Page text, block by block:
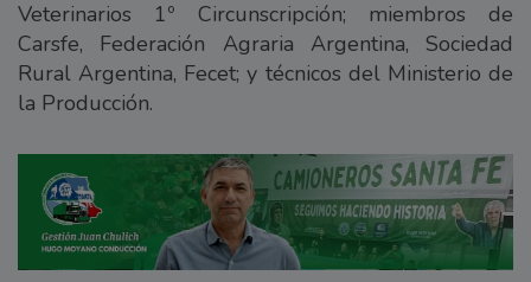
Veterinarios 1º Circunscripción; miembros de
Carsfe, Federación Agraria Argentina, Sociedad
Rural Argentina, Fecet; y técnicos del Ministerio de
la Producción.